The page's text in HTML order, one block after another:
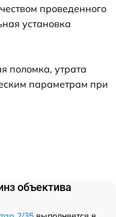
проведенного
установка
поломка, утрата
параметрам при
объектива